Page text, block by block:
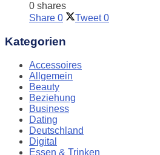
0 shares
Share 0 Tweet 0
Kategorien
Accessoires
Allgemein
Beauty
Beziehung
Business
Dating
Deutschland
Digital
Essen & Trinken